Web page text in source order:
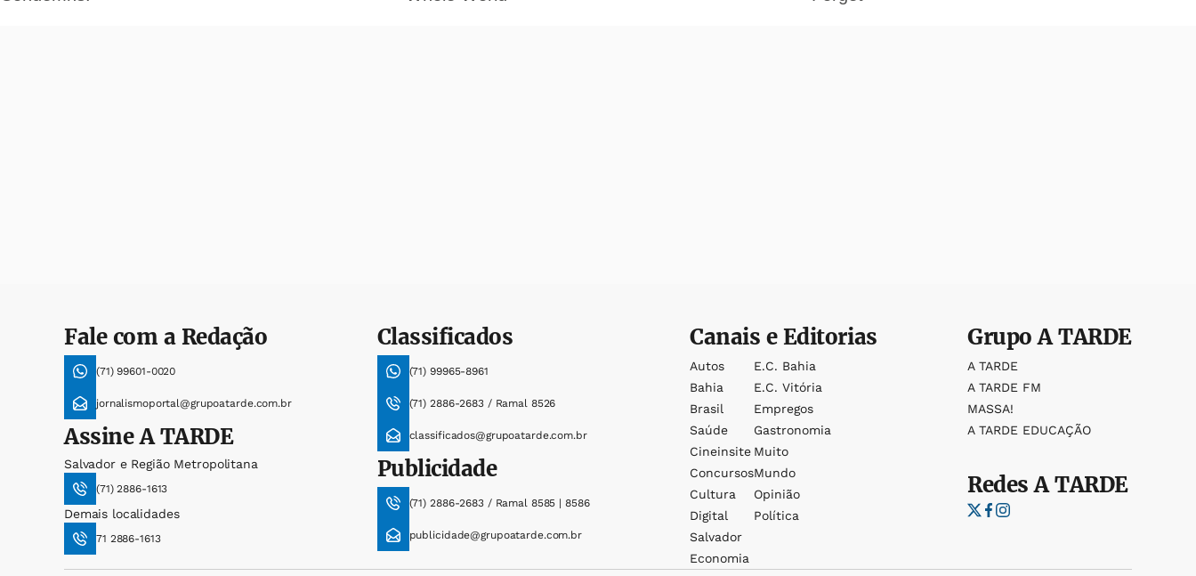
Fale com a Redação
(71) 99601-0020
jornalismoportal@grupoatarde.com.br
AssineA TARDE
Salvador e Região Metropolitana
(71) 2886-1613
Demais localidades
71 2886-1613
Classificados
(71) 99965-8961
(71) 2886-2683 / Ramal 8526
classificados@grupoatarde.com.br
Publicidade
(71) 2886-2683 / Ramal 8585 | 8586
publicidade@grupoatarde.com.br
Canais e Editorias
Autos
Bahia
Brasil
Saúde
Cineinsite
Concursos
Cultura
Digital
Salvador
Economia
E.c. Bahia
E.c. Vitória
Empregos
Gastronomia
Muito
Mundo
Opinião
Política
GrupoA TARDE
A TARDE
A TARDE FM
MASSA!
A TARDE EDUCAÇÃO
RedesA TARDE